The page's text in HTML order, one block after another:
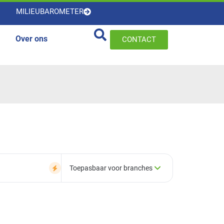
MILIEUBAROMETER
Over ons CONTACT
Toepasbaar voor branches